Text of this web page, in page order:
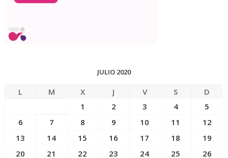
JULIO 2020
L M X J V S
D
1
2 3 4
5
6
7 8 9 10 11
12
13
14 15 16 17 18
19
20
21 22 23 24 25
26